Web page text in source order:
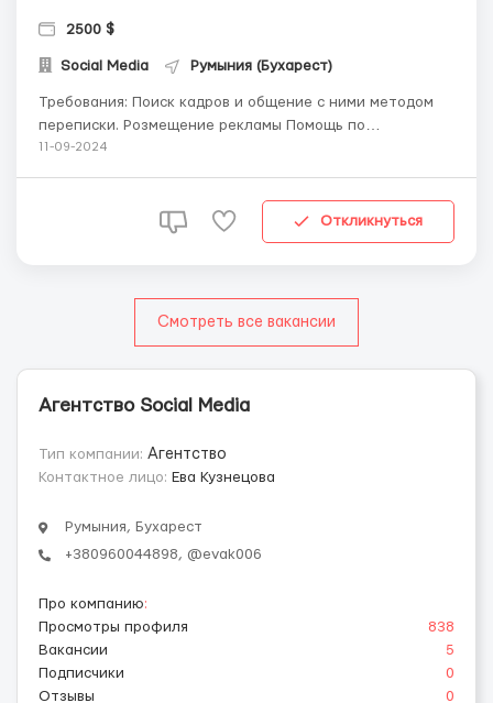
2500 $
Social Media Румыния (Бухарест)
Требования: Поиск кадров и общение с ними методом
переписки. Розмещение рекламы Помощь по
трудоустройству новым сотрудникам компании. Где
11-09-2024
Откликнуться
Смотреть все вакансии
Агентство Social Media
Тип компании: Агентство
Контактное лицо: Ева Кузнецова
Румыния, Бухарест
+380960044898, @evak006
Про компанию:
Просмотры профиля
838
Вакансии
5
Подписчики
0
Отзывы
0